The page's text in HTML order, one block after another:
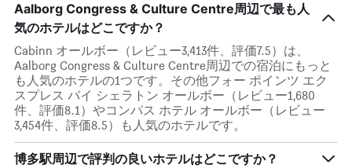
Aalborg Congress & Culture Centre周辺で最も人
気のホテルはどこですか？
Cabinn オールボー（レビュー3,413件、評価7.5）は、
Aalborg Congress & Culture Centre周辺での宿泊にもっと
も人気のホテルの1つです。その他フォー ポインツ エク
スプレス バイ シェラトン オールボー（レビュー1,680
件、評価8.1）やコンパス ホテル オールボー（レビュー
3,454件、評価8.5）も人気のホテルです。
博多駅周辺で評判の良いホテルはどこですか？